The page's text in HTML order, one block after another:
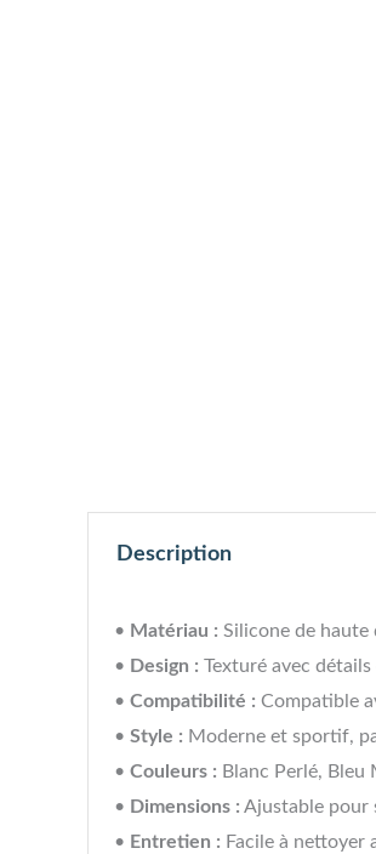
Description
• Matériau : Silicone de
• Design : Texturé avec
• Compatibilité : Compatible
• Style : Moderne et sportif,
• Couleurs : Blanc Perlé, Bleu
• Dimensions : Ajustable pour
• Entretien : Facile à nettoyer